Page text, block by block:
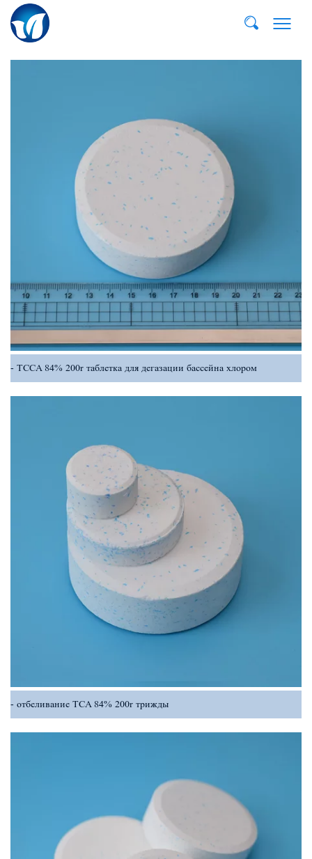
Email: +86-532-85807910
TCCA 84% 200r таблетка для дегазации бассейна хлором
отбеливание TCA 84% 200r трижды